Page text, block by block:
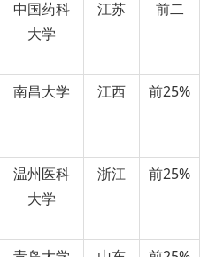
中国药科
大学
江苏 前二
南昌大学 江西 前25%
温州医科
大学
浙江 前25%